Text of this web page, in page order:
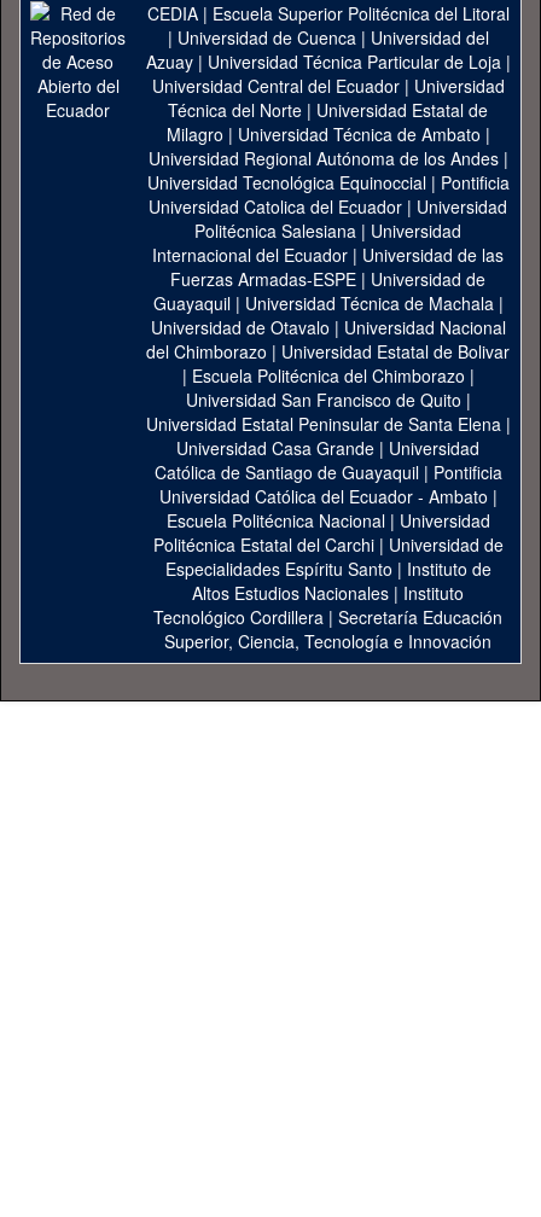
CEDIA| Escuela Superior Politécnica del Litoral
| Universidad de Cuenca| Universidad del
Azuay| Universidad Técnica Particular de Loja|
Universidad Central del Ecuador| Universidad
Técnica del Norte | Universidad Estatal de
Milagro | Universidad Técnica de Ambato |
Universidad Regional Autónoma de los Andes|
Universidad Tecnológica Equinoccial| Pontificia
Universidad Catolica del Ecuador | Universidad
Politécnica Salesiana | Universidad
Internacional del Ecuador | Universidad de las
Fuerzas Armadas-ESPE | Universidad de
Guayaquil| Universidad Técnica de Machala|
Universidad de Otavalo | Universidad Nacional
del Chimborazo | Universidad Estatal de Bolivar
| Escuela Politécnica del Chimborazo |
Universidad San Francisco de Quito |
Universidad Estatal Peninsular de Santa Elena|
Universidad Casa Grande | Universidad
Católica de Santiago de Guayaquil| Pontificia
Universidad Católica del Ecuador - Ambato |
Escuela Politécnica Nacional| Universidad
Politécnica Estatal del Carchi| Universidad de
Especialidades Espíritu Santo | Instituto de
Altos Estudios Nacionales | Instituto
Tecnológico Cordillera | Secretaría Educación
Superior, Ciencia, Tecnología e Innovación